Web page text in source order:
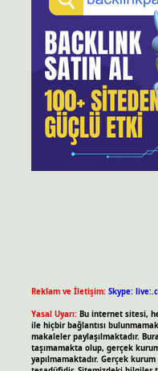
Reklam ve İletişim: Skype:
Yasal Uyarı: Bu internet sitesi,
ile hiçbir bağlantısı
makaleler paylaşılmaktadır.
taşımamakta olup, gerçek
yapılmamaktadır. Gerçek